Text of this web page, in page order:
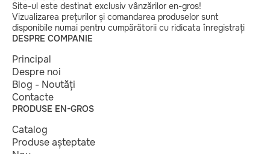
Site-ul este destinat exclusiv vânzărilor en-gros!
Vizualizarea prețurilor și comandarea produselor sunt
disponibile numai pentru cumpărătorii cu ridicata înregistrați
DESPRE COMPANIE
Principal
Despre noi
Blog - Noutăți
Contacte
PRODUSE EN-GROS
Catalog
Produse așteptate